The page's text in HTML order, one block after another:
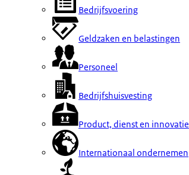
Bedrijfsvoering
Geldzaken en belastingen
Personeel
Bedrijfshuisvesting
Product, dienst en innovatie
Internationaal ondernemen